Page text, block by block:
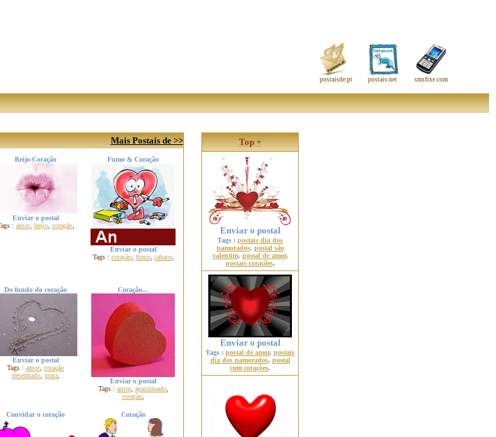
postaisde.pt postais.net smsfixe.com
Mais Postais de >>
Beijo-Coração
Enviar o postal
: amor, beijo, coração,
Fumo & Coração
Enviar o postal
Tags : coração, fumo, tabaco,
Do fundo do coração
Enviar o postal
Tags : amor, coração
desenhado, praia,
Coração...
Enviar o postal
Tags : amor, apaixonado,
coração
Convidar o coração Coração
Top +
Enviar o postal
Tags : postais dia dos
namorados, postal são
valentim, postal de amor,
postais corações,
Enviar o postal
Tags : postal de amor, postais
dia dos namorados, postal
com corações,